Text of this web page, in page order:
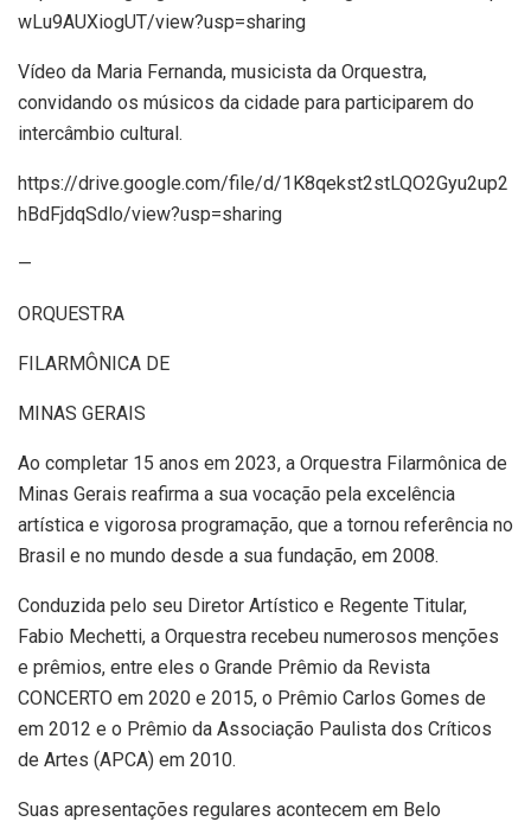
wLu9AUXiogUT/view?usp=sharing
Vídeo da Maria Fernanda, musicista da Orquestra,
convidando os músicos da cidade para participarem do
intercâmbio cultural.
https://drive.google.com/file/d/1K8qekst2stLQO2Gyu2up2
hBdFjdqSdlo/view?usp=sharing
—
ORQUESTRA
FILARMÔNICA DE
MINAS GERAIS
Ao completar 15 anos em 2023, a Orquestra Filarmônica de
Minas Gerais reafirma a sua vocação pela excelência
artística e vigorosa programação, que a tornou referência no
Brasil e no mundo desde a sua fundação, em 2008.
Conduzida pelo seu Diretor Artístico e Regente Titular,
Fabio Mechetti, a Orquestra recebeu numerosos menções
e prêmios, entre eles o Grande Prêmio da Revista
CONCERTO em 2020 e 2015, o Prêmio Carlos Gomes de
em 2012 e o Prêmio da Associação Paulista dos Críticos
de Artes (APCA) em 2010.
Suas apresentações regulares acontecem em Belo